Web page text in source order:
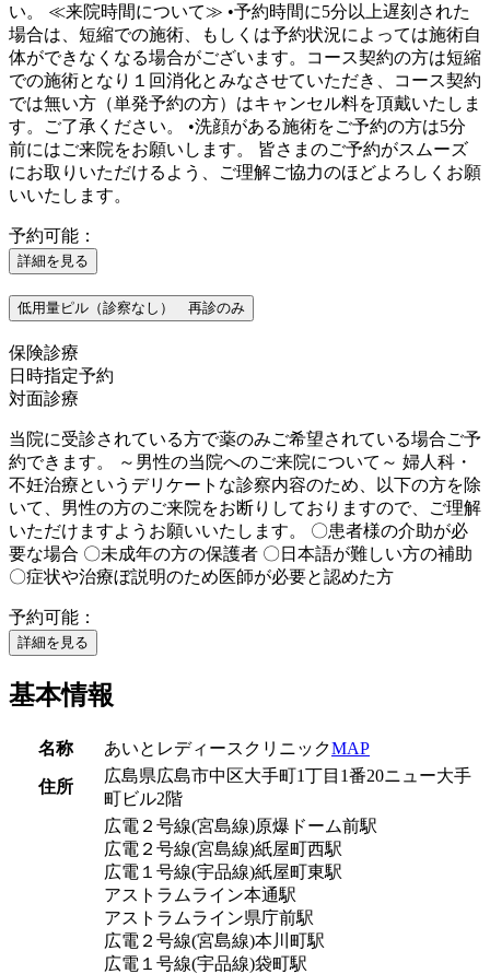
い。 ≪来院時間について≫ •予約時間に5分以上遅刻された
場合は、短縮での施術、もしくは予約状況によっては施術自
体ができなくなる場合がございます。コース契約の方は短縮
での施術となり１回消化とみなさせていただき、コース契約
では無い方（単発予約の方）はキャンセル料を頂戴いたしま
す。ご了承ください。 •洗顔がある施術をご予約の方は5分
前にはご来院をお願いします。 皆さまのご予約がスムーズ
にお取りいただけるよう、ご理解ご協力のほどよろしくお願
いいたします。
予約可能：
詳細を見る
低用量ピル（診察なし） 再診のみ
保険診療
日時指定予約
対面診療
当院に受診されている方で薬のみご希望されている場合ご予
約できます。 ～男性の当院へのご来院について～ 婦人科・
不妊治療というデリケートな診察内容のため、以下の方を除
いて、男性の方のご来院をお断りしておりますので、ご理解
いただけますようお願いいたします。 〇患者様の介助が必
要な場合 〇未成年の方の保護者 〇日本語が難しい方の補助
〇症状や治療ぼ説明のため医師が必要と認めた方
予約可能：
詳細を見る
基本情報
名称 あいとレディースクリニックMAP
住所
広島県広島市中区大手町1丁目1番20ニュー大手
町ビル2階
広電２号線(宮島線)原爆ドーム前駅
広電２号線(宮島線)紙屋町西駅
広電１号線(宇品線)紙屋町東駅
アストラムライン本通駅
アストラムライン県庁前駅
広電２号線(宮島線)本川町駅
広電１号線(宇品線)袋町駅